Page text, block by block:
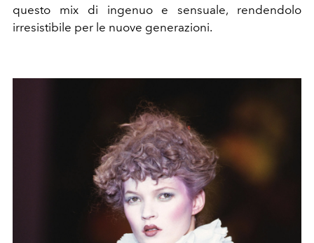
questo mix di ingenuo e sensuale, rendendolo
irresistibile per le nuove generazioni.